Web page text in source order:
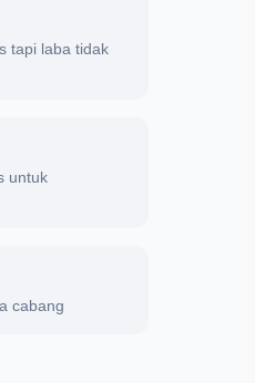
tapi laba tidak
untuk
cabang